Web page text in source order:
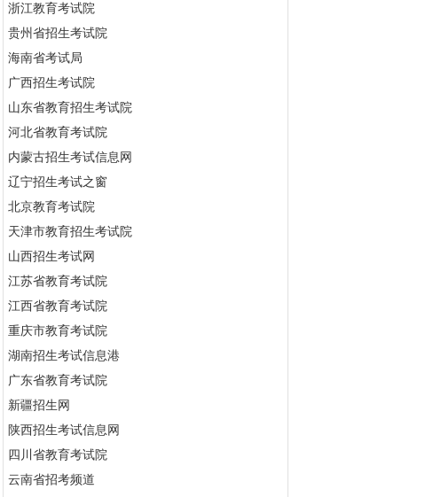
浙江教育考试院
贵州省招生考试院
海南省考试局
广西招生考试院
山东省教育招生考试院
河北省教育考试院
内蒙古招生考试信息网
辽宁招生考试之窗
北京教育考试院
天津市教育招生考试院
山西招生考试网
江苏省教育考试院
江西省教育考试院
重庆市教育考试院
湖南招生考试信息港
广东省教育考试院
新疆招生网
陕西招生考试信息网
四川省教育考试院
云南省招考频道